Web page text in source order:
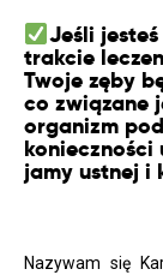
Jeśli
trakcie
Twoje zęby
co związane
organizm
jamy ustnej i
Nazywam się